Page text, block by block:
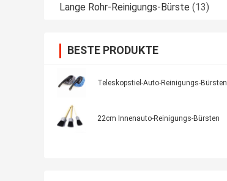
Lange Rohr-Reinigungs-Bürste (13)
BESTE PRODUKTE
Teleskopstiel-Auto-Reinigungs-Bürsten
22cm Innenauto-Reinigungs-Bürsten